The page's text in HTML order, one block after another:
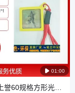
 01:00
上誉60规格方形光栅